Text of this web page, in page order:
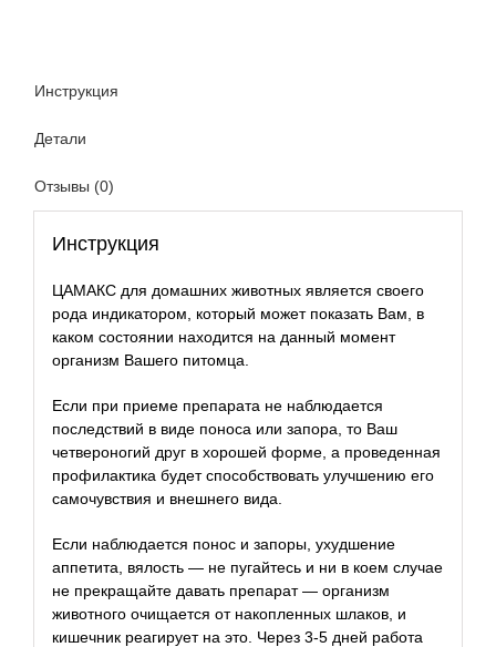
Инструкция
Детали
Отзывы (0)
Инструкция
ЦАМАКС для домашних животных является своего
рода индикатором, который может показать Вам, в
каком состоянии находится на данный момент
организм Вашего питомца.
Если при приеме препарата не наблюдается
последствий в виде поноса или запора, то Ваш
четвероногий друг в хорошей форме, а проведенная
профилактика будет способствовать улучшению его
самочувствия и внешнего вида.
Если наблюдается понос и запоры, ухудшение
аппетита, вялость — не пугайтесь и ни в коем случае
не прекращайте давать препарат — организм
животного очищается от накопленных шлаков, и
кишечник реагирует на это. Через 3-5 дней работа